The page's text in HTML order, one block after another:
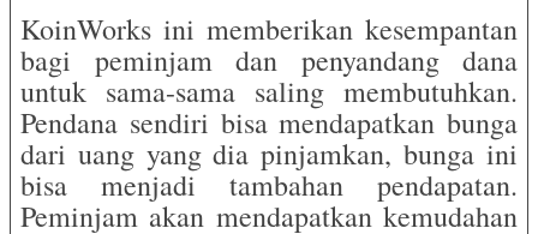
KoinWorks ini memberikan kesempantan
bagi peminjam dan penyandang dana
untuk sama-sama saling membutuhkan.
Pendana sendiri bisa mendapatkan bunga
dari uang yang dia pinjamkan, bunga ini
bisa menjadi tambahan pendapatan.
Peminjam akan mendapatkan kemudahan